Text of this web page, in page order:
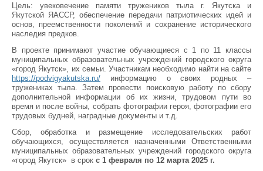
Цель: увековечение памяти тружеников тыла г. Якутска и
Якутской ЯАССР, обеспечение передачи патриотических идей и
основ, преемственности поколений и сохранение исторического
наследия предков.
В проекте принимают участие обучающиеся с 1 по 11 классы
муниципальных образовательных учреждений городского округа
«город Якутск», их семьи. Участникам необходимо найти на сайте
https://podvigyakutska.ru/ информацию о своих родных –
тружениках тыла. Затем провести поисковую работу по сбору
дополнительной информации об их жизни, трудовом пути во
время и после войны, собрать фотографии героя, фотографии его
трудовых будней, наградные документы и т.д.
Сбор, обработка и размещение исследовательских работ
обучающихся, осуществляется назначенными Ответственными
муниципальных образовательных учреждений городского округа
«город Якутск» в срок с 1 февраля по 12 марта 2025 г.